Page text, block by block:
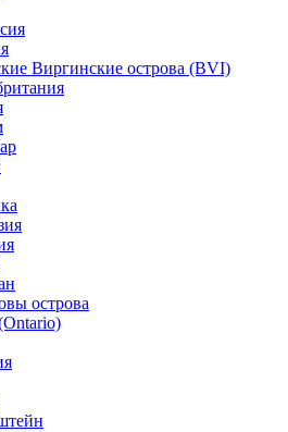
Виргинские острова (BVI)
острова